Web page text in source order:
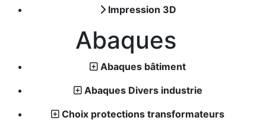
Impression 3D
Abaques
Abaques bâtiment
Abaques Divers industrie
Choix protections transformateurs